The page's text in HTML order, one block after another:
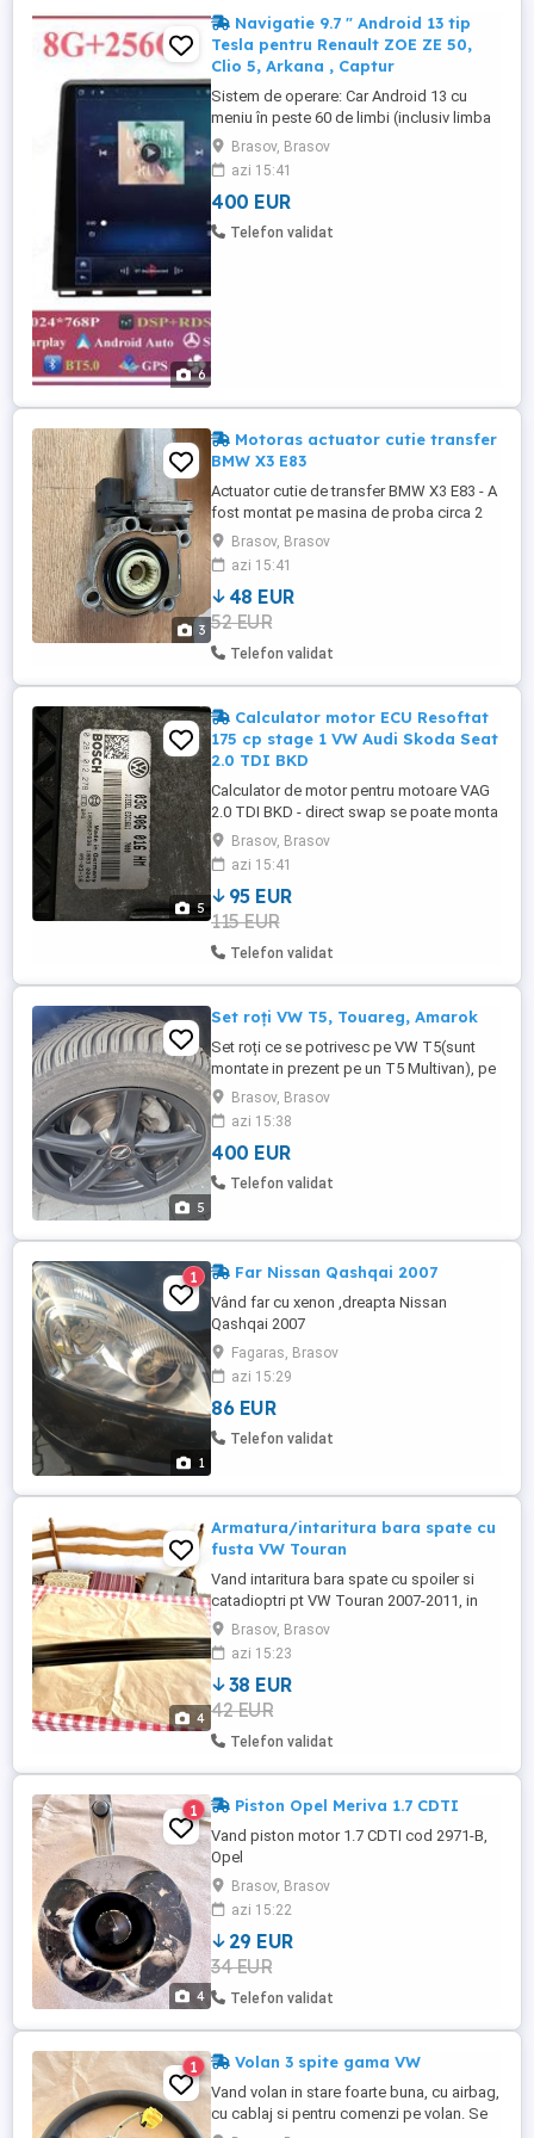
6
Navigatie 9.7 " Android 13 tip
Tesla pentru Renault ZOE ZE 50,
Clio 5, Arkana , Captur
Sistem de operare: Car Android 13 cu
meniu în peste 60 de limbi (inclusiv limba
română) Procesor: Octa Core UIS7862S
2GHz Memorie internă: 8GB RAM + 256 GB
stocare (extensibilă prin 3 sloturi USB de
maxim 256GB) Display: Touchscreen IPS
9.7 inch HD 768x1024, multi-touch, format
Brasov, Brasov
azi 15:41
400 EUR
Telefon validat
3
Motoras actuator cutie transfer
BMW X3 E83
Actuator cutie de transfer BMW X3 E83 - A
fost montat pe masina de proba circa 2
saptamani. In cazul meu nu a fost
actuatorul, a necesitat recomditionare
cutie transfer. Functioneaza perfect
Brasov, Brasov
azi 15:41
48 EUR
52 EUR
Telefon validat
5
Calculator motor ECU Resoftat
175 cp stage 1 VW Audi Skoda Seat
2.0 TDI BKD
Calculator de motor pentru motoare VAG
2.0 TDI BKD - direct swap se poate monta
direct fara sa necesite vreo adaptare (
imobilizator anulat) - Harta safe pentru un
cuplu si consum mai bun 175 cp
Compatibil cu mai multe masini din gama
VAG cu motor 2.0 TDI BKD
Brasov, Brasov
azi 15:41
95 EUR
115 EUR
Telefon validat
5
Set roți VW T5, Touareg, Amarok
Set roți ce se potrivesc pe VW T5(sunt
montate in prezent pe un T5 Multivan), pe
VW Touareg și Amarok. Au cauciucuri
AllSeason foarte bune. Am si alte seturi de
roți/jante asemănătoare, chiar si un set pe
19 la preț asemănător(cca. 400euro)
Brasov, Brasov
azi 15:38
400 EUR
Telefon validat
1
1 Far Nissan Qashqai 2007
Vând far cu xenon ,dreapta Nissan
Qashqai 2007
Fagaras, Brasov
azi 15:29
86 EUR
Telefon validat
4
Armatura/intaritura bara spate cu
fusta VW Touran
Vand intaritura bara spate cu spoiler si
catadioptri pt VW Touran 2007-2011, in
stare foarte buna. Fara crapaturi sau
prinderi rupte
Brasov, Brasov
azi 15:23
38 EUR
42 EUR
Telefon validat
4
1 Piston Opel Meriva 1.7 CDTI
Vand piston motor 1.7 CDTI cod 2971-B,
Opel
Brasov, Brasov
azi 15:22
29 EUR
34 EUR
Telefon validat
1 Volan 3 spite gama VW
Vand volan in stare foarte buna, cu airbag,
cu cablaj si pentru comenzi pe volan. Se